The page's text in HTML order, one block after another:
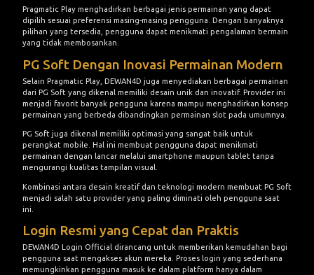
Pragmatic Play menghadirkan berbagai jenis permainan yang dapat
dipilih sesuai preferensi masing-masing pengguna. Dengan banyaknya
pilihan yang tersedia, pengguna dapat menikmati pengalaman bermain
yang tidak membosankan.
PG Soft Dengan Inovasi Permainan Modern
Selain Pragmatic Play, DEWAN4D juga menyediakan berbagai permainan
dari PG Soft yang dikenal memiliki desain unik dan inovatif. Provider ini
menjadi favorit banyak pengguna karena mampu menghadirkan konsep
permainan yang berbeda dibandingkan permainan slot pada umumnya.
PG Soft juga dikenal memiliki optimasi yang sangat baik untuk
perangkat mobile. Hal ini membuat pengguna dapat menikmati
permainan dengan lancar melalui smartphone maupun tablet tanpa
mengurangi kualitas tampilan visual.
Kombinasi antara desain kreatif dan teknologi modern membuat PG Soft
menjadi salah satu provider yang paling diminati oleh pengguna saat
ini.
Login Resmi yang Cepat dan Praktis
DEWAN4D Login Official dirancang untuk memberikan kemudahan bagi
pengguna saat mengakses akun mereka. Proses login yang sederhana
memungkinkan pengguna masuk ke dalam platform hanya dalam